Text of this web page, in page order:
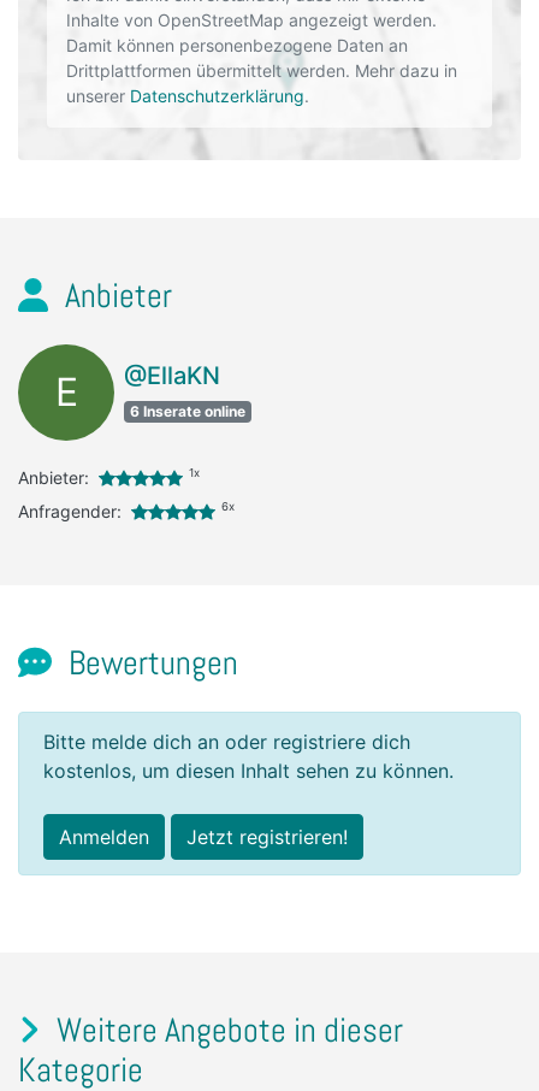
Inhalte von OpenStreetMap angezeigt werden.
Damit können personenbezogene Daten an
Drittplattformen übermittelt werden. Mehr dazu in
unserer Datenschutzerklärung.
Anbieter
E @EllaKN
6 Inserate online
Anbieter: 1x
Anfragender: 6x
Bewertungen
Bitte melde dich an oder registriere dich
kostenlos, um diesen Inhalt sehen zu können.
Anmelden Jetzt registrieren!
Weitere Angebote in dieser
Kategorie